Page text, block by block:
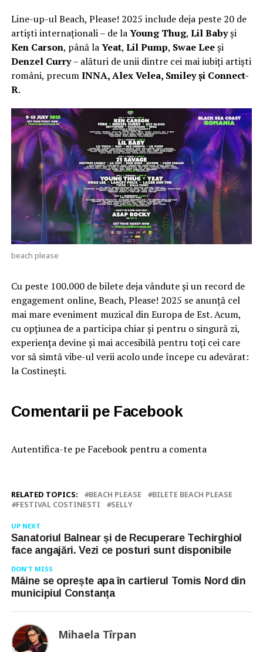
Line-up-ul Beach, Please! 2025 include deja peste 20 de
artiști internaționali – de laYoung Thug, Lil Babyși
Ken Carson, până laYeat, Lil Pump, Swae Leeși
Denzel Curry– alături de unii dintre cei mai iubiți artiști
români, precumINNA, Alex Velea, Smiley și Connect-
R.
beach please
Cu peste 100.000 de bilete deja vândute și un record de
engagement online, Beach, Please! 2025 se anunță cel
mai mare eveniment muzical din Europa de Est. Acum,
cu opțiunea de a participa chiar și pentru o singură zi,
experiența devine și mai accesibilă pentru toți cei care
vor să simtă vibe-ul verii acolo unde începe cu adevărat:
la Costinești.
Comentarii pe Facebook
Autentifica-te pe Facebook pentru a comenta
RELATED TOPICS: BEACH PLEASE
BILETE BEACH PLEASE
FESTIVAL COSTINESTI
SELLY
UP NEXT
Sanatoriul Balnear și de Recuperare Techirghiol
face angajări. Vezi ce posturi sunt disponibile
DON'T MISS
Mâine se oprește apa în cartierul Tomis Nord din
municipiul Constanța
Mihaela Tîrpan